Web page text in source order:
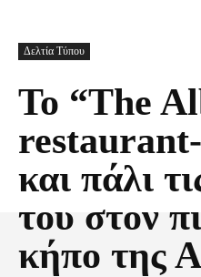
Δελτία Τύπου
Το “The
και πάλι
του στον
κήπο της